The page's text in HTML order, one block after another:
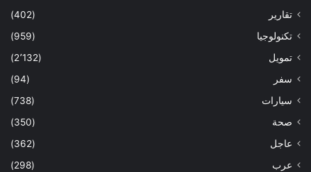
تقارير
(402)
تكنولوجيا
(959)
تمويل
(2٬132)
سفر
(94)
سيارات
(738)
صحة
(350)
عاجل
(362)
عرب
(298)